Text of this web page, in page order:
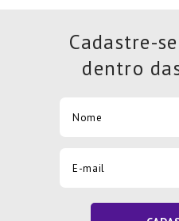
Cadastre-
dentro